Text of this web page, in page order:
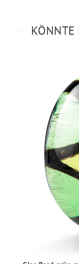
KÖNNTE